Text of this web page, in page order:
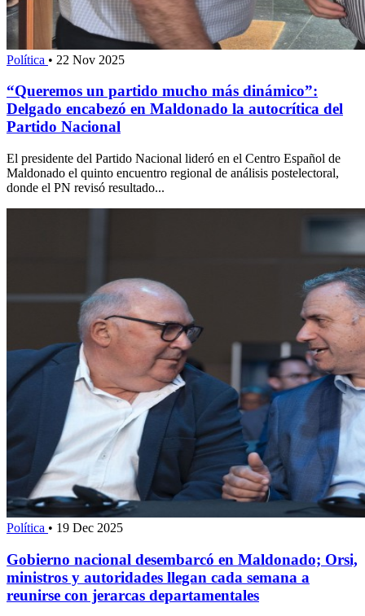
Política • 22 Nov 2025
“Queremos un partido mucho más dinámico”:
Delgado encabezó en Maldonado la autocrítica del
Partido Nacional
El presidente del Partido Nacional lideró en el Centro Español de
Maldonado el quinto encuentro regional de análisis postelectoral,
donde el PN revisó resultado...
Política • 19 Dec 2025
Gobierno nacional desembarcó en Maldonado; Orsi,
ministros y autoridades llegan cada semana a
reunirse con jerarcas departamentales